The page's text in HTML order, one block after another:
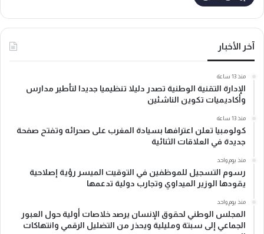
آخر الأخبار
منذ 13 ساعة
الإدارة التقنية الوطنية تصدر دليلا تنظيميا جديدا لتأطير مدارس
وأكاديميات تكوين الناشئين
منذ 13 ساعة
كولومبيا تعلن اعترافها بسيادة المغرب على صحرائه وتفتح صفحة
جديدة في العلاقات الثنائية
منذ يوم واحد
رسوم التسجيل للموظفين في التوقيت الميسر رؤية إصلاحية
يقودها الوزير الميداوي وتجارب دولية تدعمها
منذ يوم واحد
المجلس الوطني لحقوق الإنسان يرصد خلاصات أولية حول العبور
الجماعي إلى سبتة ومليلية ويحذر من التضليل الرقمي وانتهاكات